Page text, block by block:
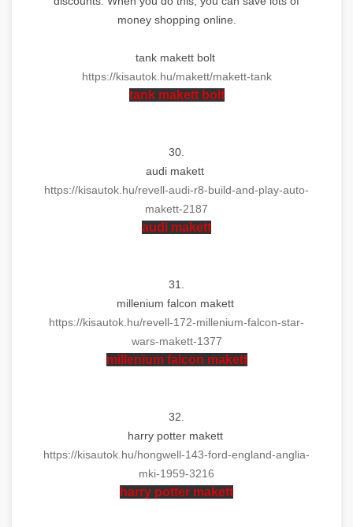
money shopping online.
tank makettbolt
https://kisautok.hu/makett/makett-tank
tank makettbolt
30.
audi makett
https://kisautok.hu/revell-audi-r8-build-and-play-auto-
makett-2187
audi makett
31.
millenium falcon makett
https://kisautok.hu/revell-172-millenium-falcon-star-
wars-makett-1377
millenium falcon makett
32.
harry potter makett
https://kisautok.hu/hongwell-143-ford-england-anglia-
mki-1959-3216
harry potter makett